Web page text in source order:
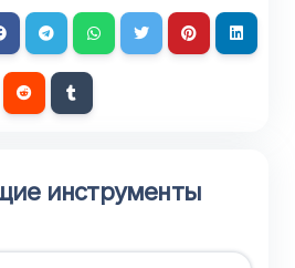
инструменты